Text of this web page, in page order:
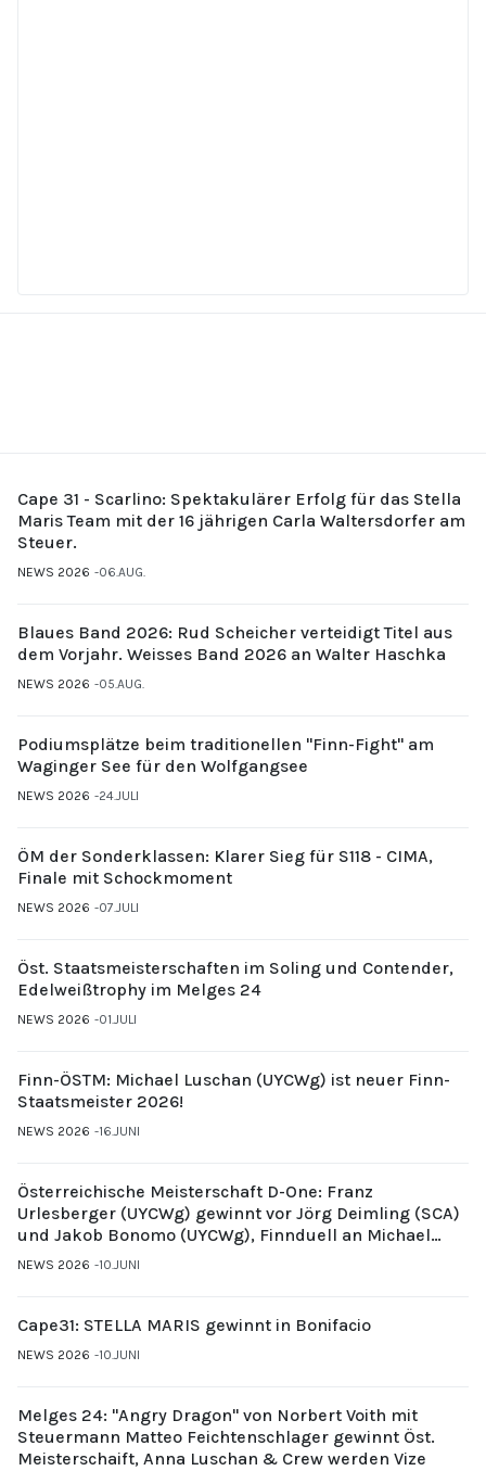
Cape 31 - Scarlino: Spektakulärer Erfolg für das Stella
Maris Team mit der 16 jährigen Carla Waltersdorfer am
Steuer.
NEWS 2026 06.AUG.
Blaues Band 2026: Rud Scheicher verteidigt Titel aus
dem Vorjahr. Weisses Band 2026 an Walter Haschka
NEWS 2026 05.AUG.
Podiumsplätze beim traditionellen "Finn-Fight" am
Waginger See für den Wolfgangsee
NEWS 2026 24.JULI
ÖM der Sonderklassen: Klarer Sieg für S118 - CIMA,
Finale mit Schockmoment
NEWS 2026 07.JULI
Öst. Staatsmeisterschaften im Soling und Contender,
Edelweißtrophy im Melges 24
NEWS 2026 01.JULI
Finn-ÖSTM: Michael Luschan (UYCWg) ist neuer Finn-
Staatsmeister 2026!
NEWS 2026 16.JUNI
Österreichische Meisterschaft D-One: Franz
Urlesberger (UYCWg) gewinnt vor Jörg Deimling (SCA)
und Jakob Bonomo (UYCWg), Finnduell an Michael
Gubi (UYCMo)
NEWS 2026 10.JUNI
Cape31: STELLA MARIS gewinnt in Bonifacio
NEWS 2026 10.JUNI
Melges 24: "Angry Dragon" von Norbert Voith mit
Steuermann Matteo Feichtenschlager gewinnt Öst.
Meisterschaift, Anna Luschan & Crew werden Vize